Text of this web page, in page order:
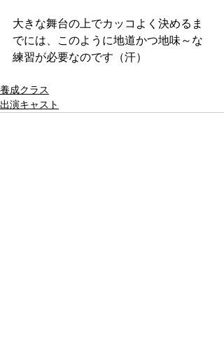
大きな舞台の上でカッコよく決めるま
でには、このように地道かつ地味～な
練習が必要なのです（汗）
養成クラス
出演キャスト